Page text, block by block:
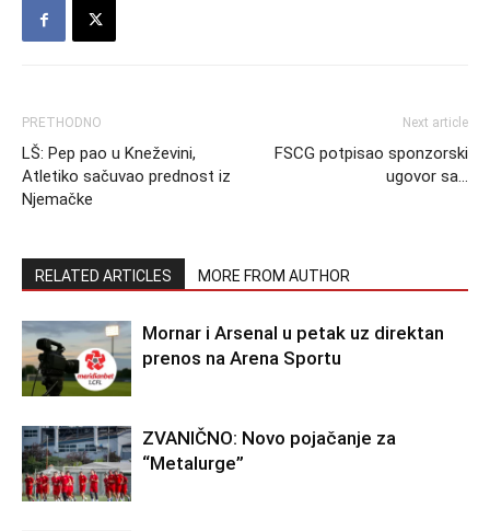
PRETHODNO
LŠ: Pep pao u Kneževini,
Atletiko sačuvao prednost iz
Njemačke
Next article
FSCG potpisao sponzorski
ugovor sa…
RELATED ARTICLES MORE FROM AUTHOR
Mornar i Arsenal u petak uz direktan
prenos na Arena Sportu
ZVANIČNO: Novo pojačanje za
“Metalurge”